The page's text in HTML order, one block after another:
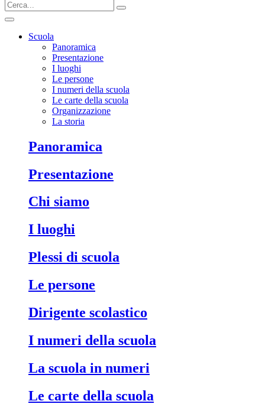
Scuola
Panoramica
Presentazione
I luoghi
Le persone
I numeri della scuola
Le carte della scuola
Organizzazione
La storia
Panoramica
Presentazione
Chi siamo
I luoghi
Plessi di scuola
Le persone
Dirigente scolastico
I numeri della scuola
La scuola in numeri
Le carte della scuola